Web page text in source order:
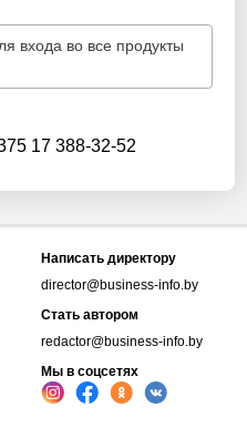
входа во все продукты
17 388-32-52
Написать директору
director@business-info.by
Стать автором
redactor@business-info.by
Мы в соцсетях